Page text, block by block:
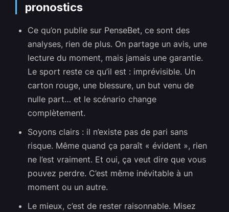
pronostics
Ce qu’on publie sur PenseBet, ce sont des
analyses, rien de plus. On partage un avis, une
lecture du moment, mais jamais une garantie.
Le sport reste ce qu’il est : imprévisible. Un
carton rouge, une blessure, un but venu de
nulle part… et le scénario change
complètement.
Soyons clairs : il n’existe pas de pari sans
risque. Même quand ça paraît « évident », rien
ne l’est vraiment. Et oui, ça veut dire que vous
pouvez perdre. C’est même inévitable à un
moment ou un autre.
Le mieux, c’est de rester raisonnable. Misez